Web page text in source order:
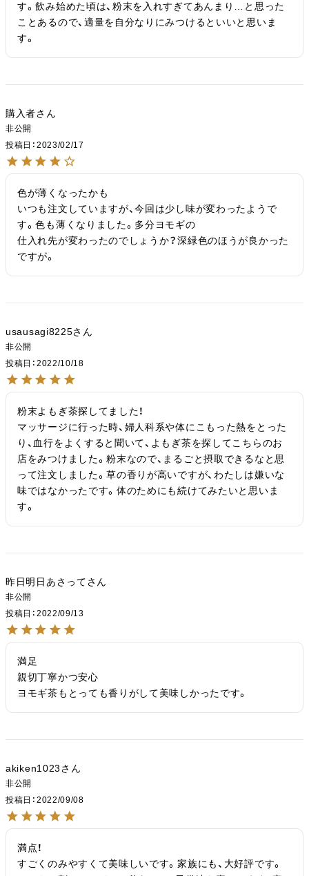
す。飲み始めた頃は、粉末を入れすぎてあんまり…と思った
ことあるので、適量を自分なりにみつけるといいと思いま
す。
購入者
非公開
投稿日
2023/02/17
色が薄くなったかも
いつも注文していますが、今回は少し味が変わったようで
す。色も薄くなりました。多分ヨモギの
仕入れ先が変わったのでしょうか？深緑色のほうが良かった
ですが。
usausagi8225
非公開
投稿日
2022/10/18
粉末よもぎ茶探してました！
マッサージに行った時、婦人科系や体にこもった熱をとった
り、血行をよくすると聞いて、よもぎ茶を探してこちらのお
店をみつけました。粉末なので、まるごと摂取できるなと思
って注文しました。草の香りが高いですが、わたしは嫌いな
味ではなかったです。体のためにも続けてみたいと思いま
す。
昨日明日あさって
非公開
投稿日
2022/09/13
満足
親切丁寧かつ安心
ヨモギ茶もとっても香りがして美味しかったです。
akiken1023
非公開
投稿日
2022/09/08
満点！
すごくのみやすくて美味しいです。家族にも、大好評です。